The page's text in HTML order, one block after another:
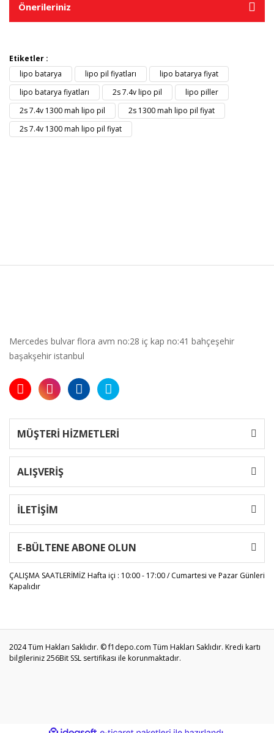
Önerileriniz
Etiketler :
lipo batarya
lipo pil fiyatları
lipo batarya fiyat
lipo batarya fiyatları
2s 7.4v lipo pil
lipo piller
2s 7.4v 1300 mah lipo pil
2s 1300 mah lipo pil fiyat
2s 7.4v 1300 mah lipo pil fiyat
Mercedes bulvar flora avm no:28 iç kap no:41 bahçeşehir
başakşehir istanbul
MÜŞTERİ HİZMETLERİ
ALIŞVERİŞ
İLETİŞİM
E-BÜLTENE ABONE OLUN
ÇALIŞMA SAATLERİMİZHafta içi : 10:00 - 17:00 / Cumartesi ve Pazar Günleri
Kapalıdır
2024 Tüm Hakları Saklıdır. © f1depo.com Tüm Hakları Saklıdır. Kredi kartı
bilgileriniz 256Bit SSL sertifikası ile korunmaktadır.